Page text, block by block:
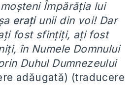
Împărăţia lui
eraţiunii din voi! Dar
fost sfinţiţi, aţi fost
în Numele Domnului
Duhul Dumnezeului
adăugată) (traducere